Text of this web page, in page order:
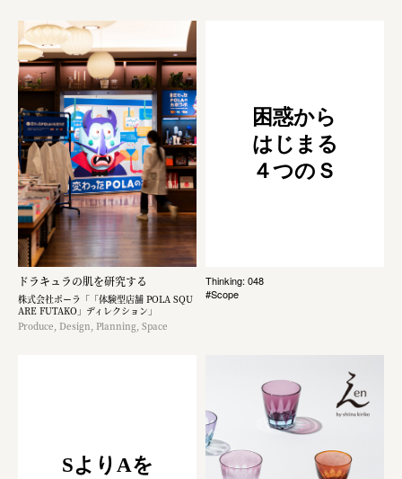
ドラキュラの肌を研究する
株式会社ポーラ「「体験型店舗 POLA SQU
ARE FUTAKO」ディレクション」
Produce, Design, Planning, Space
困惑から
はじまる
４つのＳ
Thinking: 048
#Scope
SよりAを